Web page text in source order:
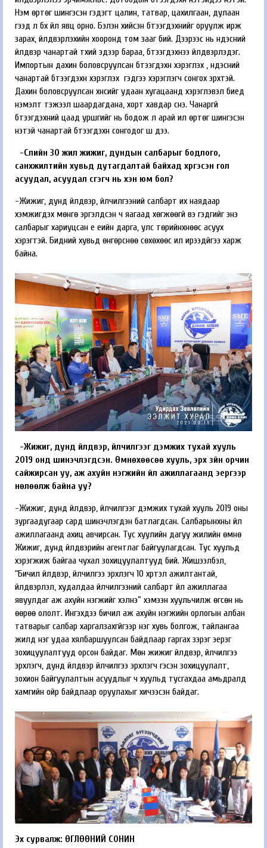
Нэмүү өртөг шингэсэн гэдэгт цалин, татвар, цахилгаан, дулаан
гээд л бүх үйл явц орно. Бэлэн хийсэн бүтээгдэхүүнийг оруулж ирж
зарах, үйлдвэрлэхийн хооронд том зааг бий. Дээрээс нь үндэсний
үйлдвэр чанартай түүхий эдээр бараа, бүтээгдэхүүнээ үйлдвэрлэдэг.
Импортын дахин боловсруулсан бүтээгдэхүүн хэрэглэх үү, үндэсний
чанартай бүтээгдэхүүн хэрэглэх үү гэдгээ хэрэглэгч сонгох эрхтэй.
Дахин боловсруулсан хүнсийг удаан хугацаанд хэрэглэвэл биед
нэмэлт тэжээл шаардагдана, хорт хавдар үүснэ. Чанаргүй
бүтээгдэхүүний цаад уршгийг нь бодож л арай илүү өртөг шингэсэн
үнэтэй чанартай бүтээгдэхүүн сонгодог шүү дээ.
-Сүүлийн 30 жил жижиг, дундын салбарыг бодлого,
санхүүжилтийн хувьд дутагдалтай байхад хүргэсэн гол
асуудал, асуудал үүсгэгч нь хэн юм бол?
-Жижиг, дунд үйлдвэр, үйлчилгээний салбарт их наядаар
хэмжигдэх мөнгө эргэлдсэн ч яагаад хөгжөөгүй вэ гэдгийг энэ
салбарыг хариуцсан үе үеийн дарга, улс төрийнхнөөс асуух
хэрэгтэй. Бидний хувьд өнгөрснөө сөхөхөөс илүү ирээдүйгээ харж
байна.
-Жижиг, дунд үйлдвэр, үйлчилгээг дэмжих тухай хууль
2019 онд шинэчлэгдсэн. Өмнөхөөсөө хууль, эрх зүйн орчин
сайжирсан уу, аж ахуйн нэгжийн үйл ажиллагаанд эергээр
нөлөөлж байна уу?
-Жижиг, дунд үйлдвэр, үйлчилгээг дэмжих тухай хууль 2019 оны
зургаадугаар сард шинэчлэгдэн батлагдсан. Салбарынхны үйл
ажиллагаанд ахиц авчирсан. Тус хуулийн дагуу жилийн өмнө
Жижиг, дунд үйлдвэрийн агентлаг байгуу­лагдсан. Тус хуульд
хэрэгжиж байгаа чухал зохицуулалтууд бий. Жишээлбэл,
“Бичил үйлдвэр, үйлчилгээ эрхлэгч 10 хүртэл ажилтантай,
үйлдвэрлэл, худалдаа үйлчилгээний салбарт үйл ажиллагаа
явуулдаг аж ахуйн нэгжийг хэлнэ” хэмээн хуульчилж өгсөн нь
өөрөө ололт. Ингэхдээ бичил аж ахуйн нэгжийн орлогын албан
татварыг салбар харгалзахгүйгээр нэг хувь болгож, тайлангаа
жилд нэг удаа хялбаршуулсан байдлаар гаргах зэрэг эерэг
зохицуулалтууд орсон байдаг. Мөн жижиг үйлдвэр, үйлчилгээ
эрхлэгч, дунд үйлдвэр үйлчилгээ эрхлэгч гэсэн зохицуулалт,
зохион байгуулалтын асуудлыг ч хуульд тусгахдаа амьдралд
хамгийн ойр байдлаар оруулахыг хичээсэн байдаг.
Эх сурвалж: ӨГЛӨӨНИЙ СОНИН